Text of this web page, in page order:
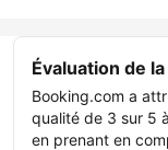
Évaluation de
Booking.com a
qualité de 3 sur 5
en prenant en